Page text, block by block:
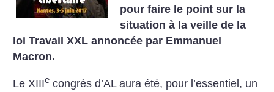
pour faire le point sur la
situation à la veille de la
loi Travail XXL annoncée par Emmanuel
Macron.
Le XIIIe congrès d’AL aura été, pour l’essentiel, un